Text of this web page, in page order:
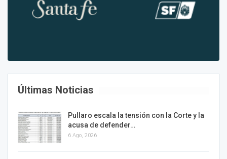
Últimas Noticias
Pullaro escala la tensión con la Corte y la
acusa de defender…
6 Ago, 2026